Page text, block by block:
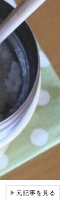
▶元記事を見る